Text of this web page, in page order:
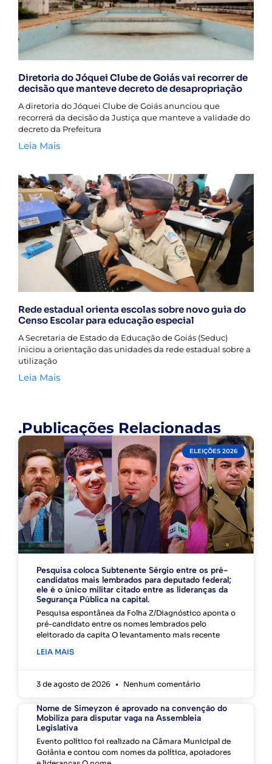
Diretoria do Jóquei Clube de Goiás vai recorrer de
decisão que manteve decreto de desapropriação
A diretoria do Jóquei Clube de Goiás anunciou que
recorrerá da decisão da Justiça que manteve a validade do
decreto da Prefeitura
Leia Mais
Rede estadual orienta escolas sobre novo guia do
Censo Escolar para educação especial
A Secretaria de Estado da Educação de Goiás (Seduc)
iniciou a orientação das unidades da rede estadual sobre a
utilização
Leia Mais
.Publicações Relacionadas
ELEIÇÕES 2026
Pesquisa coloca Subtenente Sérgio entre os pré-
candidatos mais lembrados para deputado federal;
ele é o único militar citado entre as lideranças da
Segurança Pública na capital.
Pesquisa espontânea da Folha Z/Diagnóstico aponta o
pré-candidato entre os nomes lembrados pelo
eleitorado da capita O levantamento mais recente
LEIA MAIS
3 de agosto de 2026 Nenhum comentário
Nome de Simeyzon é aprovado na convenção do
Mobiliza para disputar vaga na Assembleia
Legislativa
Evento político foi realizado na Câmara Municipal de
Goiânia e contou com nomes da política, apoiadores